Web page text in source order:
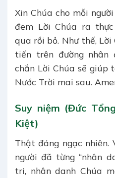
Xin Chúa cho mỗi
đem Lời Chúa ra
qua rồi bỏ. Như thế,
tiến trên đường nhân
chắn Lời Chúa sẽ giúp
Nước Trời mai sau.
Suy niệm (Đức
Kiệt)
Thật đáng ngạc nhiên.
người đã từng “nhân
tri, nhân danh Chúa